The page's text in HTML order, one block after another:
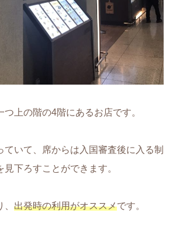
上の階の4階にあるお店です。
ていて、席からは入国審査後に入る制
下ろすことができます。
出発時の利用がオススメです。